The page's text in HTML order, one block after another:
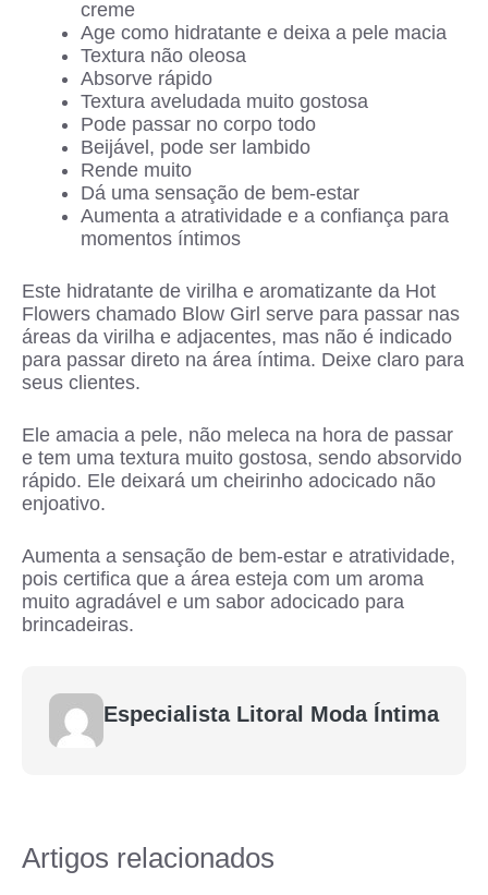
creme
Age como hidratante e deixa a pele macia
Textura não oleosa
Absorve rápido
Textura aveludada muito gostosa
Pode passar no corpo todo
Beijável, pode ser lambido
Rende muito
Dá uma sensação de bem-estar
Aumenta a atratividade e a confiança para
momentos íntimos
Este hidratante de virilha e aromatizante da Hot
Flowers chamado Blow Girl serve para passar nas
áreas da virilha e adjacentes, mas não é indicado
para passar direto na área íntima. Deixe claro para
seus clientes.
Ele amacia a pele, não meleca na hora de passar
e tem uma textura muito gostosa, sendo absorvido
rápido. Ele deixará um cheirinho adocicado não
enjoativo.
Aumenta a sensação de bem-estar e atratividade,
pois certifica que a área esteja com um aroma
muito agradável e um sabor adocicado para
brincadeiras.
Especialista Litoral Moda Íntima
Artigos relacionados